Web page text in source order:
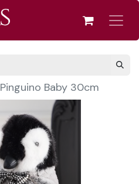
Pinguino Baby 30cm